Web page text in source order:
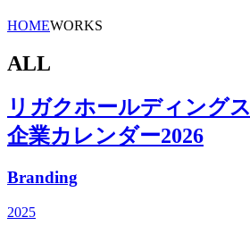
HOMEWORKS
ALL
リガクホールディングス
企業カレンダー2026
Branding
2025